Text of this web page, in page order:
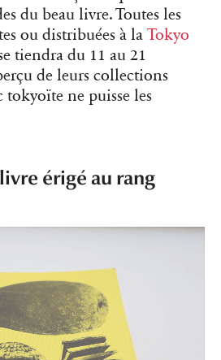
du beau livre. Toutes les
ou distribuées à la Tokyo
tiendra du 11 au 21
de leurs collections
ne puisse les
érigé au rang